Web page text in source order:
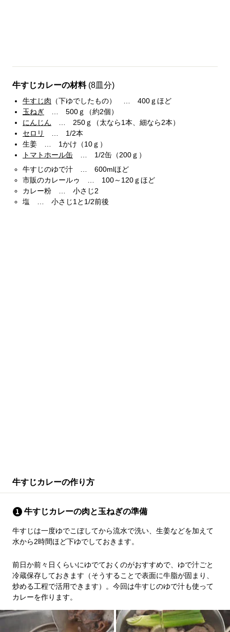
牛すじカレーの材料 (8皿分)
牛すじ肉 （下ゆでしたもの） … 400ｇほど
玉ねぎ … 500ｇ（約2個）
にんじん … 250ｇ（太なら1本、細なら2本）
セロリ
… 1/2本
生姜 … 1かけ（10ｇ）
トマトホール缶 … 1/2缶（200ｇ）
牛すじのゆで汁 … 600mlほど
市販のカレールゥ … 100～120ｇほど
カレー粉 … 小さじ2
塩 … 小さじ1と1/2前後
牛すじカレーの作り方
牛すじカレーの肉と玉ねぎの準備
牛すじは一度ゆでこぼしてから流水で洗い、生姜などを加えて
水から2時間ほど下ゆでしておきます。
前日か前々日くらいにゆでておくのがおすすめで、ゆで汁ごと
冷蔵保存しておきます（そうすることで表面に牛脂が固まり、
炒める工程で活用できます）。今回は牛すじのゆで汁も使って
カレーを作ります。